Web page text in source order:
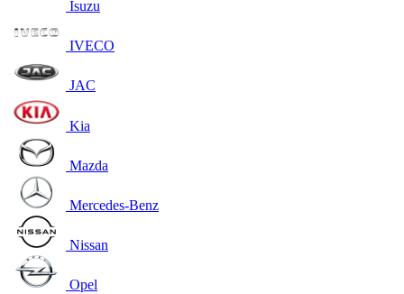
Isuzu
IVECO
JAC
Kia
Mazda
Mercedes-Benz
Nissan
Opel